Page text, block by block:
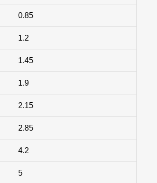
0.85
1.2
1.45
1.9
2.15
2.85
4.2
5